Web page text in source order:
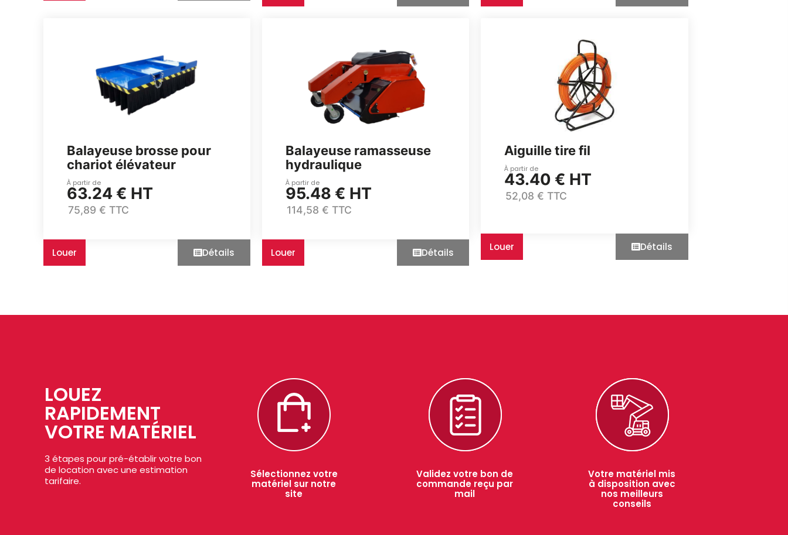
Balayeuse brosse pour
chariot élévateur
À partir de
63.24 € HT
75,89 € TTC
Louer Détails
Balayeuse ramasseuse
hydraulique
À partir de
95.48 € HT
114,58 € TTC
Louer Détails
Aiguille tire fil
À partir de
43.40 € HT
52,08 € TTC
Louer Détails
LOUEZ
RAPIDEMENT
VOTRE MATÉRIEL
3 étapes pour pré-établir votre bon
de location avec une estimation
tarifaire.
Sélectionnez votre
matériel sur notre
site
Validez votre bon de
commande reçu par
mail
Votre matériel mis
à disposition avec
nos meilleurs
conseils